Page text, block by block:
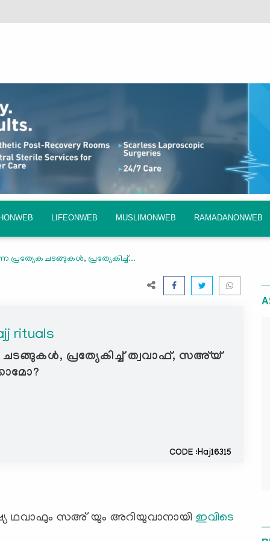
LIFEONWEB MUSLIMONWEB RAMADANONWEB
പ്രത്യേക ചടങ്ങുകൾ, പ്രത്യേകിച്ച്...
rituals
ചടങ്ങുകൾ, പ്രത്യേകിച്ച് ത്വവാഫ്, സഅ്‌യ്
CODE :Haj16315
ഥവാഫും സഅ് യും അറിയുവാനായി ഇവിടെ